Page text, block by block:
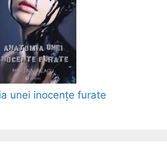
unei inocențe furate